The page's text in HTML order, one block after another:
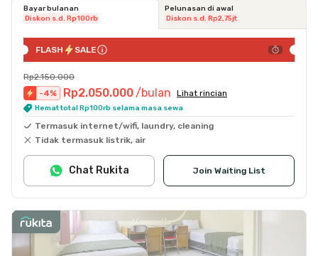
Bayar bulanan
Diskon s.d. Rp100rb
Pelunasan di awal
Diskon s.d. Rp2,75jt
FLASH SALE
Rp2.150.000
-4% Rp2.050.000 /bulan Lihat rincian
Hemat total Rp100rb selama masa sewa
Termasuk internet/wifi, laundry, cleaning
Tidak termasuk listrik, air
Join Waiting List
Chat Rukita